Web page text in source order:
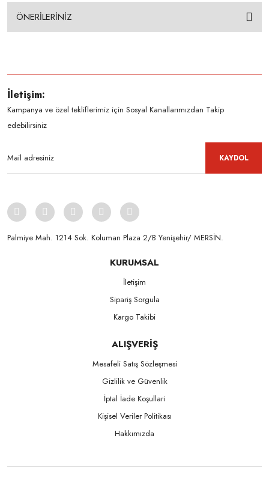
ÖNERİLERİNİZ
İletişim:
Kampanya ve özel tekliflerimiz için Sosyal Kanallarımızdan Takip
edebilirsiniz
KAYDOL
Palmiye Mah. 1214 Sok. Koluman Plaza 2/B Yenişehir/ MERSİN.ㅤㅤㅤㅤㅤㅤㅤㅤㅤㅤㅤㅤㅤㅤㅤㅤㅤㅤㅤㅤㅤㅤㅤㅤㅤㅤㅤㅤㅤㅤㅤㅤㅤㅤㅤ ㅤㅤㅤㅤㅤㅤㅤㅤㅤㅤ
KURUMSAL
İletişim
Sipariş Sorgula
Kargo Takibi
ALIŞVERİŞ
Mesafeli Satış Sözleşmesi
Gizlilik ve Güvenlik
İptal İade Koşullari
Kişisel Veriler Politikası
Hakkımızda